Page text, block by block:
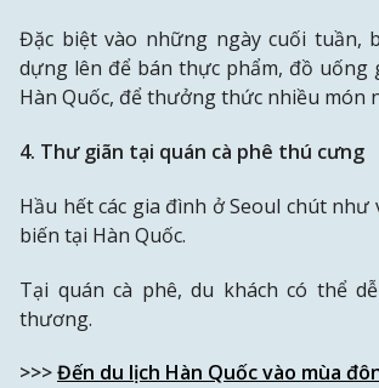
Đặc biệt vào những ngày cuối tuần,
dựng lên để bán thực phẩm, đồ uống
Hàn Quốc, để thưởng thức nhiều món
4. Thư giãn tại quán cà phê thú cưng
Hầu hết các gia đình ở Seoul chút
biến tại Hàn Quốc.
Tại quán cà phê, du khách có thể
thương.
>>>Đến du lịch Hàn Quốc vào mùa